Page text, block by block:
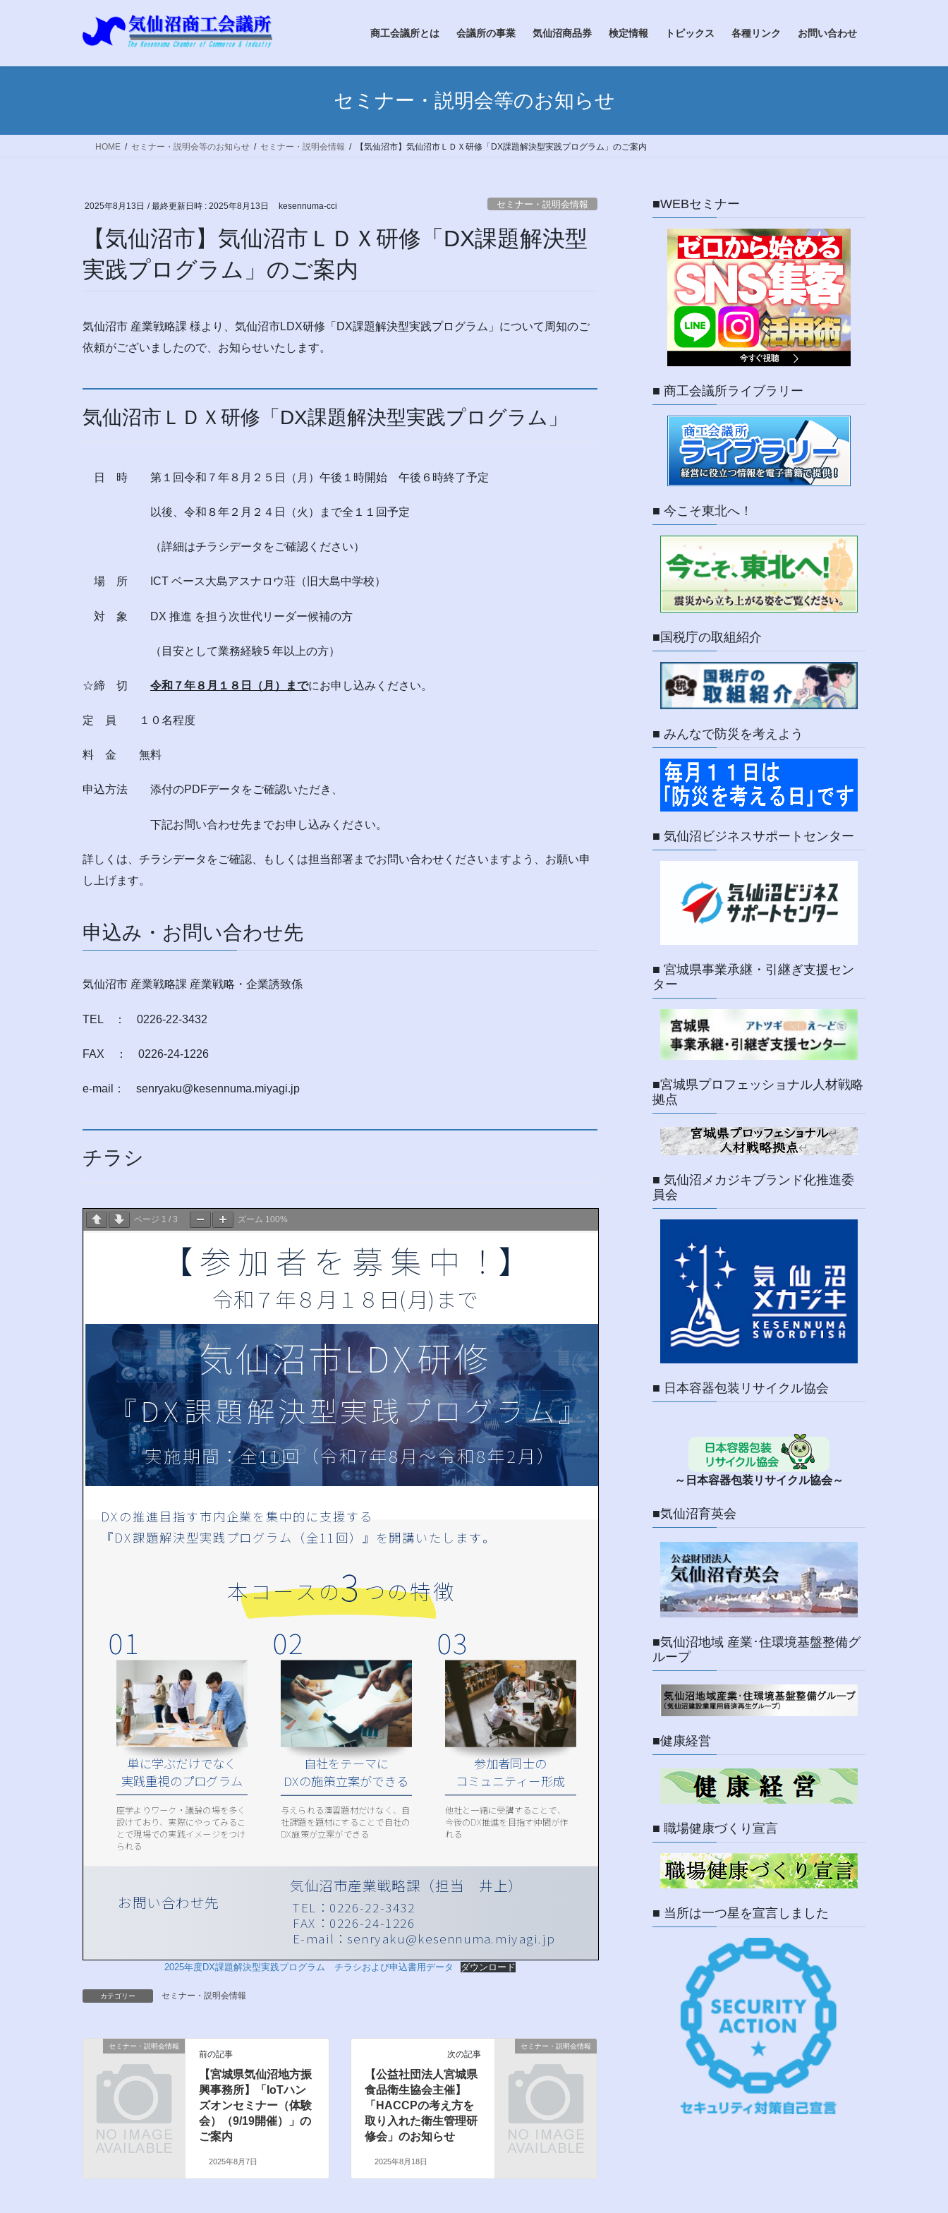
商工会議所とは 会議所の事業 気仙沼商品券 検定情報 トピックス 各種リンク お問い合わせ
セミナー・説明会等のお知らせ
HOME セミナー・説明会等のお知らせ セミナー・説明会情報 【気仙沼市】気仙沼市ＬＤＸ研修「DX課題解決型実践プログラム」のご案内
2025年8月13日 / 最終更新日時 : 2025年8月13日 kesennuma-cci セミナー・説明会情報
【気仙沼市】気仙沼市ＬＤＸ研修「DX課題解決型
実践プログラム」のご案内
気仙沼市 産業戦略課 様より、気仙沼市LDX研修 「DX課題解決型実践プログラム 」について周知のご
依頼がございましたので、お知らせいたします。
気仙沼市ＬＤＸ研修「DX課題解決型実践プログラム」
日 時 第１回令和７年８月２５日（月）午後１時開始 午後６時終了予定
以後、令和８年２月２４日（火）まで全１１回予定
（詳細はチラシデータをご確認ください）
場 所 ICT ベース大島アスナロウ荘（旧大島中学校）
対 象 DX 推進 を担う次世代リーダー候補の方
（目安として業務経験5 年以上の方）
☆締 切 令和７年８月１８日（月）までにお申し込みください。
定 員 １０名程度
料 金 無料
申込方法 添付のPDFデータをご確認いただき、
下記お問い合わせ先までお申し込みください。
詳しくは、チラシデータをご確認、もしくは担当部署までお問い合わせくださいますよう、お願い申
し上げます。
申込み・お問い合わせ先
気仙沼市 産業戦略課 産業戦略・企業誘致係
TEL ： 0226-22-3432
FAX ： 0226-24-1226
e-mail： senryaku@kesennuma.miyagi.jp
チラシ
ページ 1 / 3 ズーム 100%
2025年度DX課題解決型実践プログラム チラシおよび申込書用データ ダウンロード
カテゴリー セミナー・説明会情報
セミナー・説明会情報
前の記事
【宮城県気仙沼地方振
興事務所】「IoTハン
ズオンセミナー（体験
会）（9/19開催）」の
ご案内
2025年8月7日
セミナー・説明会情報
次の記事
【公益社団法人宮城県
食品衛生協会主催】
「HACCPの考え方を
取り入れた衛生管理研
修会」のお知らせ
2025年8月18日
■WEBセミナー
■ 商工会議所ライブラリー
■ 今こそ東北へ！
■国税庁の取組紹介
■ みんなで防災を考えよう
■ 気仙沼ビジネスサポートセンター
■ 宮城県事業承継・引継ぎ支援セン
ター
■宮城県プロフェッショナル人材戦略
拠点
■ 気仙沼メカジキブランド化推進委
員会
■ 日本容器包装リサイクル協会
～日本容器包装リサイクル協会～
■気仙沼育英会
■気仙沼地域 産業･住環境基盤整備グ
ループ
■健康経営
■ 職場健康づくり宣言
■ 当所は一つ星を宣言しました